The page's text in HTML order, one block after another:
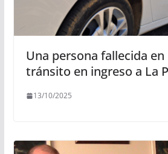
Una persona fallecida
tránsito en ingreso a La
13/10/2025